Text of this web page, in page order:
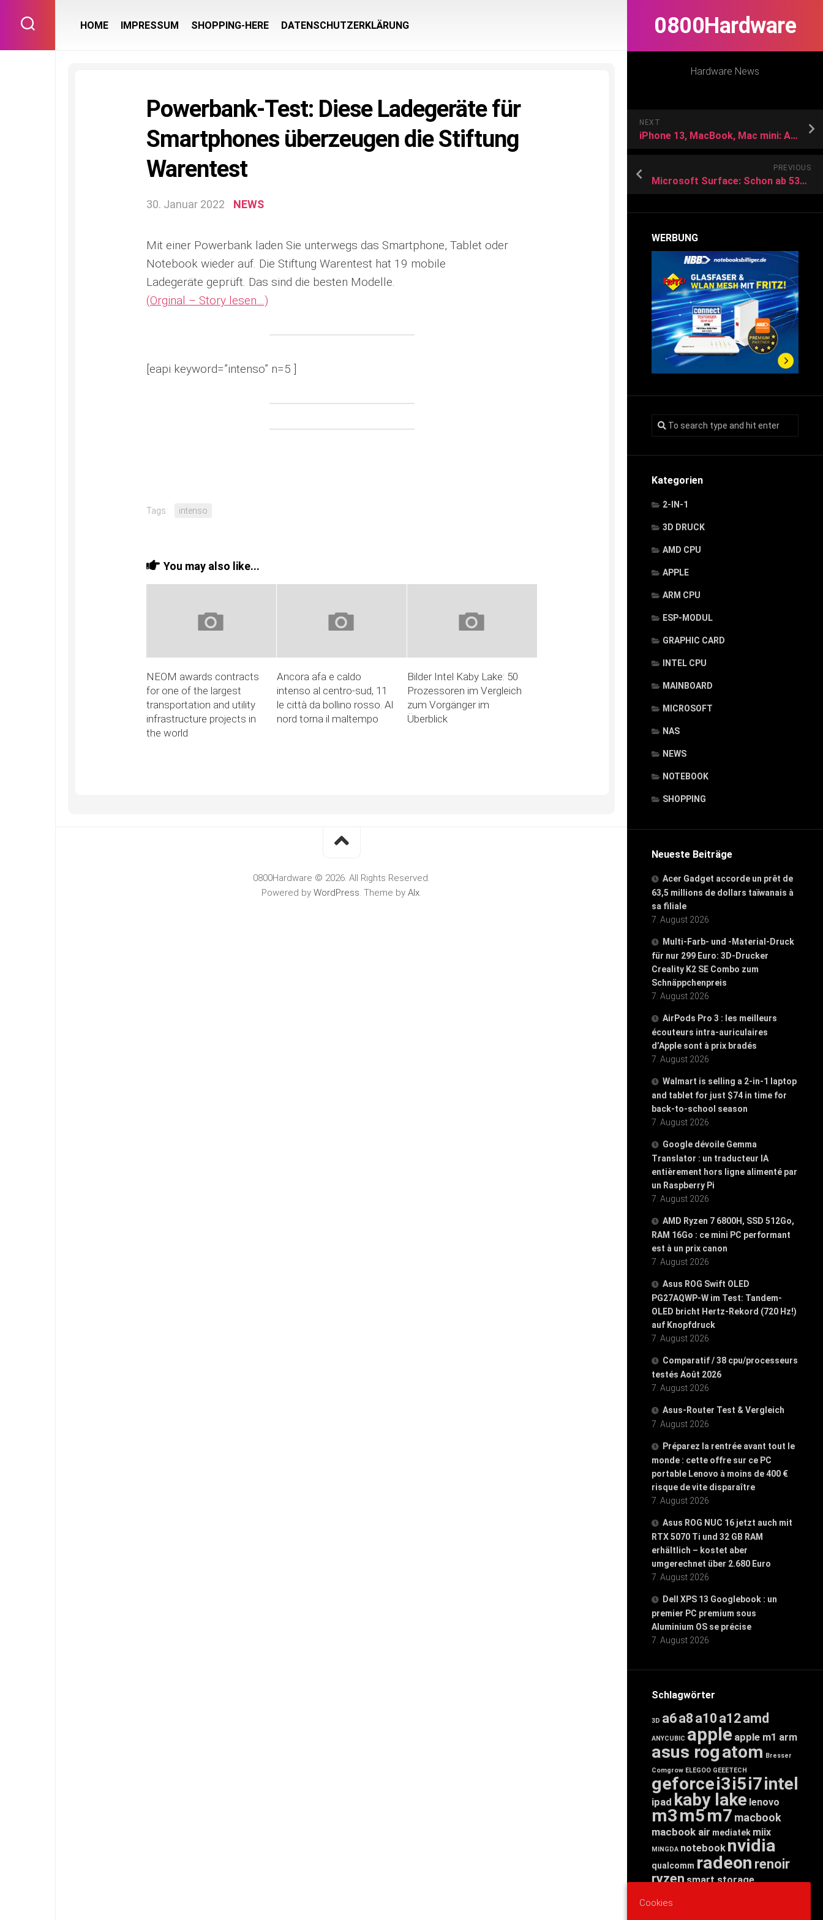
content
0800Hardware
Hardware News
NEXT
iPhone 13, MacBook, Mac mini: Apple-Preissturz bei Amazon
PREVIOUS
Microsoft Surface: Schon ab 533 Euro im Sonntagsangebot bei Amazon
WERBUNG
Kategorien
2-IN-1
3D DRUCK
AMD CPU
APPLE
ARM CPU
ESP-MODUL
GRAPHIC CARD
INTEL CPU
MAINBOARD
MICROSOFT
NAS
NEWS
NOTEBOOK
SHOPPING
Neueste Beiträge
Acer Gadget accorde un prêt de
63,5 millions de dollars taïwanais à
sa filiale
7. August 2026
Multi-Farb- und -Material-Druck
für nur 299 Euro: 3D-Drucker
Creality K2 SE Combo zum
Schnäppchenpreis
7. August 2026
AirPods Pro 3 : les meilleurs
écouteurs intra-auriculaires
d’Apple sont à prix bradés
7. August 2026
Walmart is selling a 2-in-1 laptop
and tablet for just $74 in time for
back-to-school season
7. August 2026
Google dévoile Gemma
Translator : un traducteur IA
entièrement hors ligne alimenté par
un Raspberry Pi
7. August 2026
AMD Ryzen 7 6800H, SSD 512Go,
RAM 16Go : ce mini PC performant
est à un prix canon
7. August 2026
Asus ROG Swift OLED
PG27AQWP-W im Test: Tandem-
OLED bricht Hertz-Rekord (720 Hz!)
auf Knopfdruck
7. August 2026
Comparatif / 38 cpu/processeurs
testés Août 2026
7. August 2026
Asus-Router Test & Vergleich
7. August 2026
Préparez la rentrée avant tout le
monde : cette offre sur ce PC
portable Lenovo à moins de 400 €
risque de vite disparaître
7. August 2026
Asus ROG NUC 16 jetzt auch mit
RTX 5070 Ti und 32 GB RAM
erhältlich – kostet aber
umgerechnet über 2.680 Euro
7. August 2026
Dell XPS 13 Googlebook : un
premier PC premium sous
Aluminium OS se précise
7. August 2026
Schlagwörter
3D a6a8 a10 a12amd
ANYCUBIC apple apple m1 arm
asus rogatom Bresser
Comgrow ELEGOO GEEETECH
geforcei3i5i7intel
ipad kaby lake lenovo
m3m5m7 macbook
macbook air mediatek miix
MINGDA notebook nvidia
qualcomm radeon renoir
ryzensmart storage
threadripper
HOME IMPRESSUM SHOPPING-HERE DATENSCHUTZERKLÄRUNG
Powerbank-Test: Diese Ladegeräte für
Smartphones überzeugen die Stiftung
Warentest
30. Januar 2022 NEWS
Mit einer Powerbank laden Sie unterwegs das Smartphone, Tablet oder
Notebook wieder auf. Die Stiftung Warentest hat 19 mobile
Ladegeräte geprüft. Das sind die besten Modelle.
(Orginal – Story lesen…)
[eapi keyword=”intenso” n=5 ]
Tags: intenso
You may also like...
NEOM awards contracts
for one of the largest
transportation and utility
infrastructure projects in
the world
Ancora afa e caldo
intenso al centro-sud, 11
le città da bollino rosso. Al
nord torna il maltempo
Bilder Intel Kaby Lake: 50
Prozessoren im Vergleich
zum Vorgänger im
Überblick
0800Hardware © 2026. All Rights Reserved.
Powered by WordPress. Theme by Alx.
Cookies